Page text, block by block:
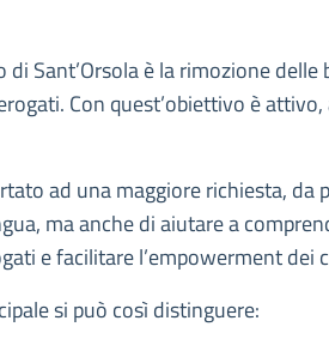
Sant’Orsola è la rimozione
Con quest’obiettivo è
ad una maggiore richiesta, da
ma anche di aiutare a
e facilitare l’empowerment dei
si può così distinguere: